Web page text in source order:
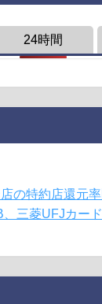
24時間
の特約店還元率
三菱UFJカー